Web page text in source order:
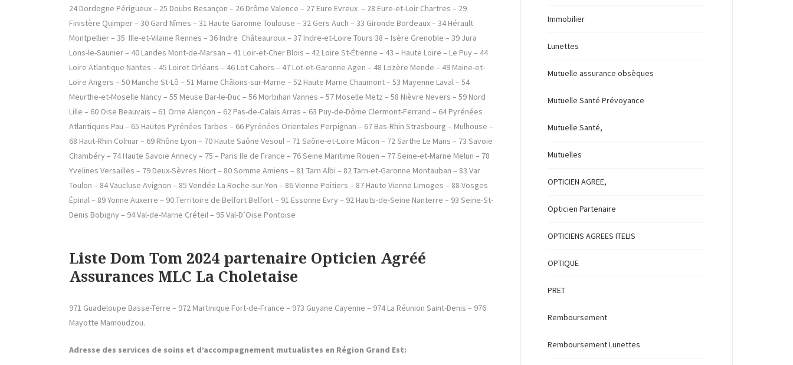
24 Dordogne Périgueux – 25 Doubs Besançon – 26 Drôme Valence – 27 Eure Evreux – 28 Eure-et-Loir Chartres – 29
Finistère Quimper – 30 Gard Nîmes – 31 Haute Garonne Toulouse – 32 Gers Auch – 33 Gironde Bordeaux – 34 Hérault
Montpellier – 35 Ille-et-Vilaine Rennes – 36 Indre Châteauroux – 37 Indre-et-Loire Tours 38 – Isère Grenoble – 39 Jura
Lons-le-Saunier – 40 Landes Mont-de-Marsan – 41 Loir-et-Cher Blois – 42 Loire St-Étienne – 43 – Haute Loire – Le Puy – 44
Loire Atlantique Nantes – 45 Loiret Orléans – 46 Lot Cahors – 47 Lot-et-Garonne Agen – 48 Lozère Mende – 49 Maine-et-
Loire Angers – 50 Manche St-Lô – 51 Marne Châlons-sur-Marne – 52 Haute Marne Chaumont – 53 Mayenne Laval – 54
Meurthe-et-Moselle Nancy – 55 Meuse Bar-le-Duc – 56 Morbihan Vannes – 57 Moselle Metz – 58 Nièvre Nevers – 59 Nord
Lille – 60 Oise Beauvais – 61 Orne Alençon – 62 Pas-de-Calais Arras – 63 Puy-de-Dôme Clermont-Ferrand – 64 Pyrénées
Atlantiques Pau – 65 Hautes Pyrénées Tarbes – 66 Pyrénées Orientales Perpignan – 67 Bas-Rhin Strasbourg – Mulhouse –
68 Haut-Rhin Colmar – 69 Rhône Lyon – 70 Haute Saône Vesoul – 71 Saône-et-Loire Mâcon – 72 Sarthe Le Mans – 73 Savoie
Chambéry – 74 Haute Savoie Annecy – 75 – Paris Ile de France – 76 Seine Maritime Rouen – 77 Seine-et-Marne Melun – 78
Yvelines Versailles – 79 Deux-Sèvres Niort – 80 Somme Amiens – 81 Tarn Albi – 82 Tarn-et-Garonne Montauban – 83 Var
Toulon – 84 Vaucluse Avignon – 85 Vendée La Roche-sur-Yon – 86 Vienne Poitiers – 87 Haute Vienne Limoges – 88 Vosges
Épinal – 89 Yonne Auxerre – 90 Territoire de Belfort Belfort – 91 Essonne Evry – 92 Hauts-de-Seine Nanterre – 93 Seine-St-
Denis Bobigny – 94 Val-de-Marne Créteil – 95 Val-D’Oise Pontoise
Liste Dom Tom 2024 partenaire Opticien Agréé
Assurances MLC La Choletaise
971 Guadeloupe Basse-Terre – 972 Martinique Fort-de-France – 973 Guyane Cayenne – 974 La Réunion Saint-Denis – 976
Mayotte Mamoudzou.
Adresse des services de soins et d’accompagnement mutualistes en Région Grand Est:
Immobilier
Lunettes
Mutuelle assurance obsèques
Mutuelle Santé Prévoyance
Mutuelle Santé,
Mutuelles
OPTICIEN AGREE,
Opticien Partenaire
OPTICIENS AGREES ITELIS
OPTIQUE
PRET
Remboursement
Remboursement Lunettes